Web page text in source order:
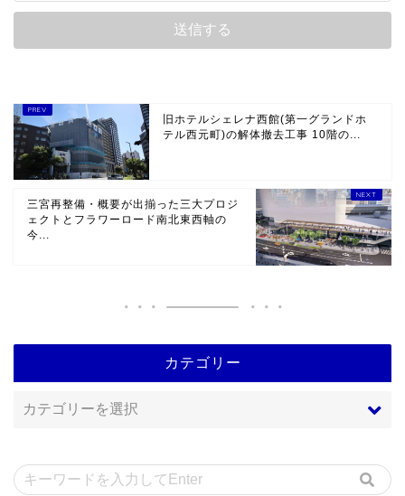
旧ホテルシェレナ西館(第一グランドホ
テル西元町)の解体撤去工事 10階の...
三宮再整備・概要が出揃った三大プロジ
ェクトとフラワーロード南北東西軸の
今...
カテゴリー